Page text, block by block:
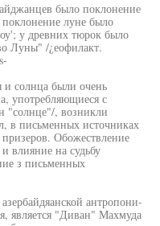
было поклонение
луне было
у древних тюрок было
Луны" /¿еофилакт.
и солнца были очень
употребляющиеся с
"солнце"/, возникли
в письменных источниках
Обожествление
влияние на судьбу
з письменных
антропони-
является "Диван" Махмуда